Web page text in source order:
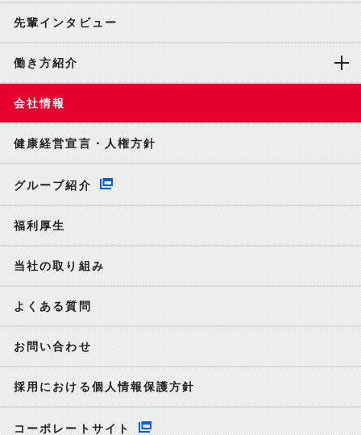
先輩インタビュー
働き方紹介
会社情報
健康経営宣言・人権方針
グループ紹介
福利厚生
当社の取り組み
よくある質問
お問い合わせ
採用における個人情報保護方針
コーポレートサイト